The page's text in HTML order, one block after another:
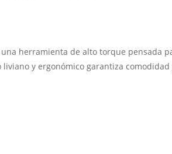
herramienta de alto torque pensada
y ergonómico garantiza